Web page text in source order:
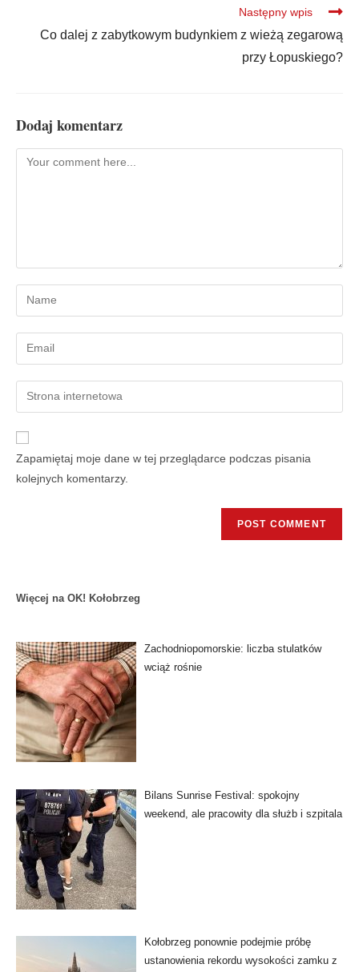
Następny wpis
Co dalej z zabytkowym budynkiem z wieżą zegarową
przy Łopuskiego?
Dodaj komentarz
Zapamiętaj moje dane w tej przeglądarce podczas pisania
kolejnych komentarzy.
Więcej na OK! Kołobrzeg
Zachodniopomorskie: liczba stulatków
wciąż rośnie
Bilans Sunrise Festival: spokojny
weekend, ale pracowity dla służb i szpitala
Kołobrzeg ponownie podejmie próbę
ustanowienia rekordu wysokości zamku z